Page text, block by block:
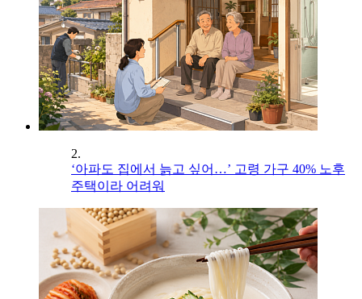
2.
‘아파도 집에서 늙고 싶어…’ 고령 가구 40% 노후
주택이라 어려워